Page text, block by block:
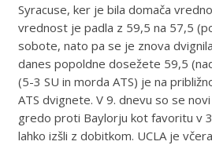
Syracuse, ker je bila domača
vrednost je padla z 59,5 na 57,5
sobote, nato pa se je znova
danes popoldne dosežete 59,5
(5-3 SU in morda ATS) je na
ATS dvignete. V 9. dnevu so se
gredo proti Baylorju kot favoritu v
lahko izšli z dobitkom. UCLA je